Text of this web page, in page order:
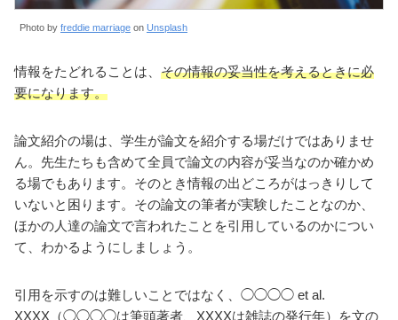
Photo by freddie marriage on Unsplash
情報をたどれることは、 その情報の妥当性を考えるときに必
要になります。
論文紹介の場は、学生が論文を紹介する場だけではありませ
ん。先生たちも含めて全員で論文の内容が妥当なのか確かめ
る場でもあります。そのとき情報の出どころがはっきりして
いないと困ります。その論文の筆者が実験したことなのか、
ほかの人達の論文で言われたことを引用しているのかについ
て、わかるようにしましょう。
引用を示すのは難しいことではなく、◯◯◯◯ et al.
XXXX（◯◯◯◯は筆頭著者、XXXXは雑誌の発行年）を文の